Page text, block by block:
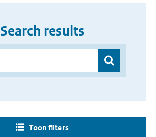
Search results
Toon filters